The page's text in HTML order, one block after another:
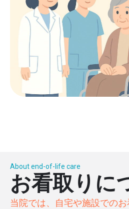
About end-of-life care
お看取りに
当院では、自宅や施設での